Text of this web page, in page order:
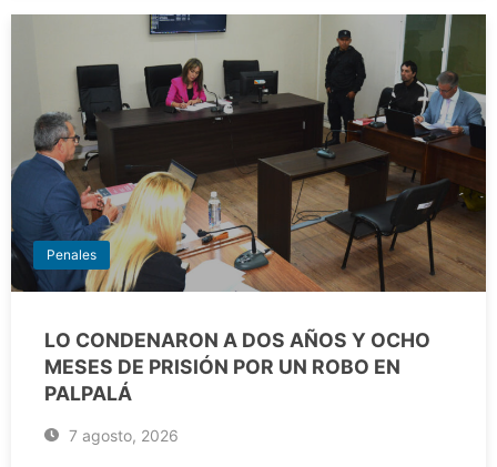
Penales
LO CONDENARON A DOS AÑOS Y OCHO
MESES DE PRISIÓN POR UN ROBO EN
PALPALÁ
7 agosto, 2026